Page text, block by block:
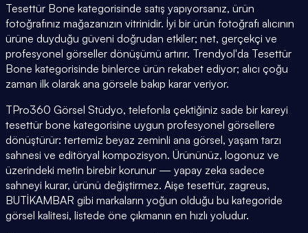
Tesettür Bone kategorisinde satış yapıyorsanız, ürün
fotoğrafınız mağazanızın vitrinidir. İyi bir ürün fotoğrafı alıcının
ürüne duyduğu güveni doğrudan etkiler; net, gerçekçi ve
profesyonel görseller dönüşümü artırır. Trendyol'da Tesettür
Bone kategorisinde binlerce ürün rekabet ediyor; alıcı çoğu
zaman ilk olarak ana görsele bakıp karar veriyor.
TPro360 Görsel Stüdyo, telefonla çektiğiniz sade bir kareyi
tesettür bone kategorisine uygun profesyonel görsellere
dönüştürür: tertemiz beyaz zeminli ana görsel, yaşam tarzı
sahnesi ve editöryal kompozisyon. Ürününüz, logonuz ve
üzerindeki metin birebir korunur — yapay zeka sadece
sahneyi kurar, ürünü değiştirmez. Aişe tesettür, zagreus,
BUTİKAMBAR gibi markaların yoğun olduğu bu kategoride
görsel kalitesi, listede öne çıkmanın en hızlı yoludur.